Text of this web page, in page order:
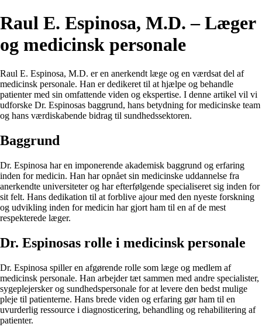
Raul E. Espinosa, M.D. – Læger
og medicinsk personale
Raul E. Espinosa, M.D. er en anerkendt læge og en værdsat del af
medicinsk personale. Han er dedikeret til at hjælpe og behandle
patienter med sin omfattende viden og ekspertise. I denne artikel vil vi
udforske Dr. Espinosas baggrund, hans betydning for medicinske team
og hans værdiskabende bidrag til sundhedssektoren.
Baggrund
Dr. Espinosa har en imponerende akademisk baggrund og erfaring
inden for medicin. Han har opnået sin medicinske uddannelse fra
anerkendte universiteter og har efterfølgende specialiseret sig inden for
sit felt. Hans dedikation til at forblive ajour med den nyeste forskning
og udvikling inden for medicin har gjort ham til en af de mest
respekterede læger.
Dr. Espinosas rolle i medicinsk personale
Dr. Espinosa spiller en afgørende rolle som læge og medlem af
medicinsk personale. Han arbejder tæt sammen med andre specialister,
sygeplejersker og sundhedspersonale for at levere den bedst mulige
pleje til patienterne. Hans brede viden og erfaring gør ham til en
uvurderlig ressource i diagnosticering, behandling og rehabilitering af
patienter.